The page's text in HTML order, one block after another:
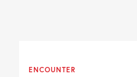
ENCOUNTER